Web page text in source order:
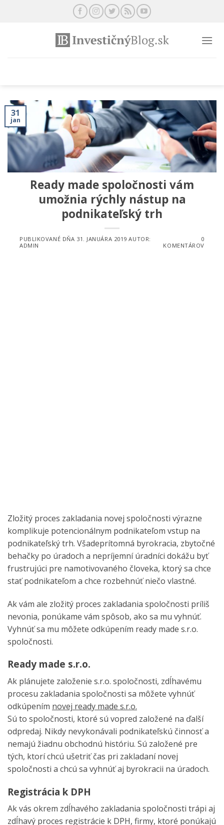
31
jan
Ready made spoločnosti vám
umožnia rýchly nástup na
podnikateľský trh
PUBLIKOVANÉ DŇA 31. JANUÁRA 2019 AUTOR:
ADMIN
0
KOMENTÁROV
Zložitý proces zakladania novej spoločnosti výrazne
komplikuje potencionálnym podnikateľom vstup na
podnikateľský trh. Všadeprítomná byrokracia, zbytočné
behačky po úradoch a nepríjemní úradníci dokážu byť
frustrujúci pre namotivovaného človeka, ktorý sa chce
stať podnikateľom a chce rozbehnúť niečo vlastné.
Ak vám ale zložitý proces zakladania spoločnosti príliš
nevonia, ponúkame vám spôsob, ako sa mu vyhnúť.
Vyhnúť sa mu môžete odkúpením ready made s.r.o.
spoločnosti.
Ready made s.r.o.
Ak plánujete založenie s.r.o. spoločnosti, zdĺhavému
procesu zakladania spoločnosti sa môžete vyhnúť
odkúpením novej ready made s.r.o.
Sú to spoločnosti, ktoré sú vopred založené na ďalší
odpredaj. Nikdy nevykonávali podnikateľskú činnosť a
nemajú žiadnu obchodnú históriu. Sú založené pre
tých, ktorí chcú ušetriť čas pri zakladaní novej
spoločnosti a chcú sa vyhnúť aj byrokracii na úradoch.
Registrácia k DPH
Ak vás okrem zdĺhavého zakladania spoločnosti trápi aj
zdĺhavý proces registrácie k DPH, firmy, ktoré ponúkajú